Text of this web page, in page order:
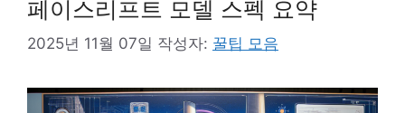
페이스리프트 모델 스펙 요약
2025년 11월 07일 작성자: 꿀팁 모음